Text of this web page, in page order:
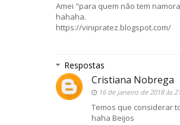
Amei "para quem não tem
hahaha.
https://vinipratez.blogspot.com/
Respostas
Cristiana Nobrega
16 de janeiro de 2018 às
Temos que considerar
haha Beijos